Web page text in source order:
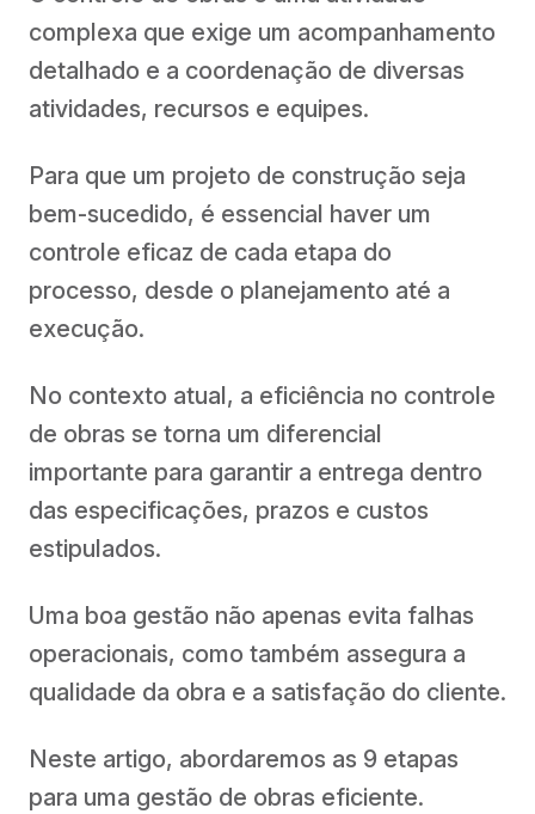
complexa que exige um acompanhamento
detalhado e a coordenação de diversas
atividades, recursos e equipes.
Para que um projeto de construção seja
bem-sucedido, é essencial haver um
controle eficaz de cada etapa do
processo, desde o planejamento até a
execução.
No contexto atual, a eficiência no controle
de obras se torna um diferencial
importante para garantir a entrega dentro
das especificações, prazos e custos
estipulados.
Uma boa gestão não apenas evita falhas
operacionais, como também assegura a
qualidade da obra e a satisfação do cliente.
Neste artigo, abordaremos as 9 etapas
para uma gestão de obras eficiente.